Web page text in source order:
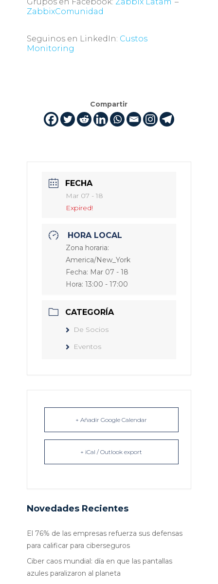
Grupos en Facebook: Zabbix Latam –
ZabbixComunidad
Seguinos en LinkedIn: Custos
Monitoring
Compartir
FECHA
Mar 07 - 18
Expired!
HORA LOCAL
Zona horaria:
America/New_York
Fecha: Mar 07 - 18
Hora: 13:00 - 17:00
CATEGORÍA
De Socios
Eventos
+ Añadir Google Calendar
+ iCal / Outlook export
Novedades Recientes
El 76% de las empresas refuerza sus defensas
para calificar para ciberseguros
Ciber caos mundial: día en que las pantallas
azules paralizaron al planeta